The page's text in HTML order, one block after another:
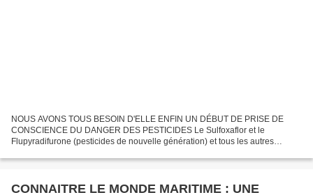
NOUS AVONS TOUS BESOIN D'ELLE ENFIN UN DÉBUT DE PRISE DE
CONSCIENCE DU DANGER DES PESTICIDES Le Sulfoxaflor et le
Flupyradifurone (pesticides de nouvelle génération) et tous les autres
CONNAITRE LE MONDE MARITIME : UNE